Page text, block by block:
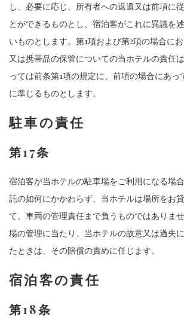
し、必要に応じ、所有者への返還又は前項に
とができるものとし、宿泊客がこれに異議を
いものとします。第1項および第2項の場合に
又は携帯品の保管についての当ホテルの責任
っては前条第1項の規定に、前項の場合にあっ
に準じるものとします。
駐車の責任
第17条
宿泊客が当ホテルの駐車場をご利用になる場
託の如何にかかわらず、当ホテルは場所をお
て、車両の管理責任まで負うものではありま
場の管理に当たり、当ホテルの故意又は過失
たときは、その賠償の責めに任じます。
宿泊客の責任
第18条